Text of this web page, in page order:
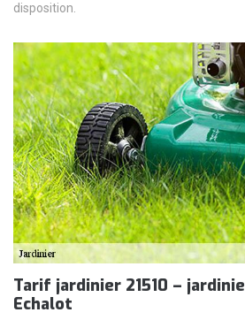
disposition.
Tarif jardinier 21510 –
Echalot